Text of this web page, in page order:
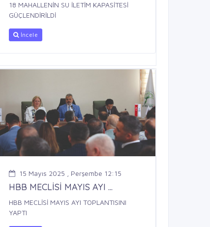
18 MAHALLENİN SU İLETİM KAPASİTESİ
GÜÇLENDİRİLDİ
İncele
15 Mayıs 2025 , Perşembe 12:15
HBB MECLİSİ MAYIS AYI ...
HBB MECLİSİ MAYIS AYI TOPLANTISINI
YAPTI